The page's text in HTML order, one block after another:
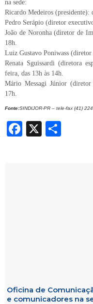
na sede:
Ricardo Medeiros (presidente):
Pedro Serápio (diretor
João de Noronha (diretor de
18h.
Luiz Gustavo Poniwass (diretor
Renata Sguissardi (diretora
feira, das 13h às 14h.
Mário Messagi Júnior (diretor
17h.
Fonte:SINDIJOR-PR – tele-fax (41)
Facebook
X
Oficina de
e comunicadores na